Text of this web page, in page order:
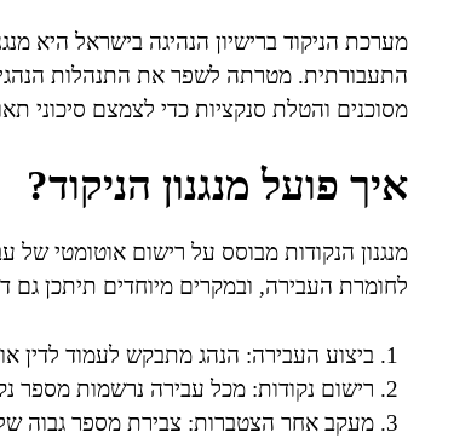
מערכת הניקוד ברישיון הנהיגה בישראל היא
התעבורתית. מטרתה לשפר את התנהלות
מסוכנים והטלת סנקציות כדי לצמצם סיכוני
איך פועל מנגנון הניקוד?
מנגנון הנקודות מבוסס על רישום אוטומטי
לחומרת העבירה, ובמקרים מיוחדים תיתכן גם
ביצוע העבירה: הנהג מתבקש לעמוד לדין
רישום נקודות: מכל עבירה נרשמות מספר נקודות בין 2 ל-10,
מעקב אחר הצטברות: צבירת מספר גבוה של